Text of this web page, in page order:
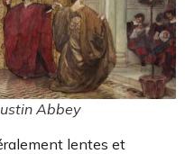
Abbey
lentes et